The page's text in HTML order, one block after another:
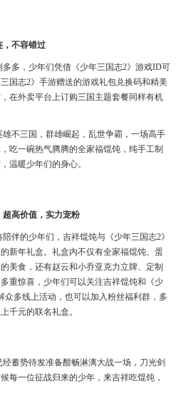
不容错过
多，少年们凭借 《少年三国志2》游戏ID可
三国志2》 手游赠送的游戏礼包兑换码和精美
在外卖平台上订购三国主题套餐同样有机
不三国，群雄崛起，乱世争霸 ，一场高手
吃一碗热气腾腾的全家福馄饨，纯手工制
温暖少年们的身心。
高价值，实力宠粉
的少年们，吉祥馄饨与《少年三国志2》
新年礼盒。礼盒内不仅有全家福馄饨、蛋
美食，还有赵云和小乔亚克力立牌、定制
重惊喜，少年们可以关注吉祥馄饨和《少
众多线上活动，也可以加入粉丝福利群，多
千元的联名礼盒。
蓄势待发准备酣畅淋漓大战一场，刀光剑
每一位征战归来的少年，来吉祥吃馄饨，